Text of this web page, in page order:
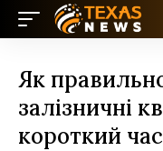
Як
залізничні
короткий час